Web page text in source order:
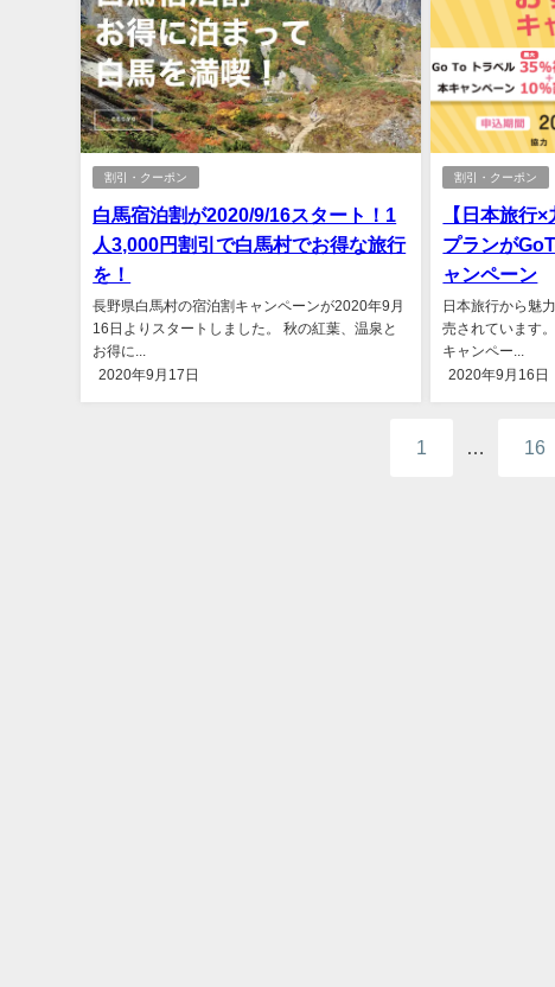
割引・クーポン
白馬宿泊割が2020/9/16スタート！1
人3,000円割引で白馬村でお得な旅行
を！
長野県白馬村の宿泊割キャンペーンが2020年9月
16日よりスタートしました。 秋の紅葉、温泉と
お得に...
2020年9月17日
割引・クーポン
【日本旅行
プランが
ャンペーン
日本旅行から魅
売されています
キャンペー...
2020年9月16日
1 16